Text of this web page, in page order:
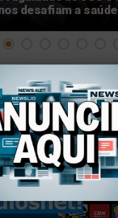
desafiam a
PUBLICIDADE